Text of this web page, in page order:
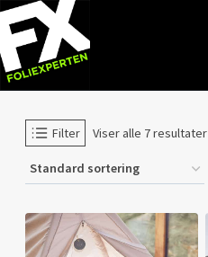
Skip
content
Filter Viser alle 7 resultater